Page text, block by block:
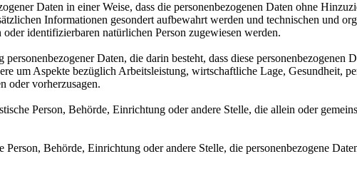
Daten in einer Weise, dass die personenbezogenen Daten ohne
Informationen gesondert aufbewahrt werden und technischen und
identifizierbaren natürlichen Person zugewiesen werden.
Daten, die darin besteht, dass diese
um Aspekte bezüglich Arbeitsleistung, wirtschaftliche Lage, Gesundheit,
oder vorherzusagen.
Person, Behörde, Einrichtung oder andere Stelle, die allein oder
Behörde, Einrichtung oder andere Stelle, die personenbezogene